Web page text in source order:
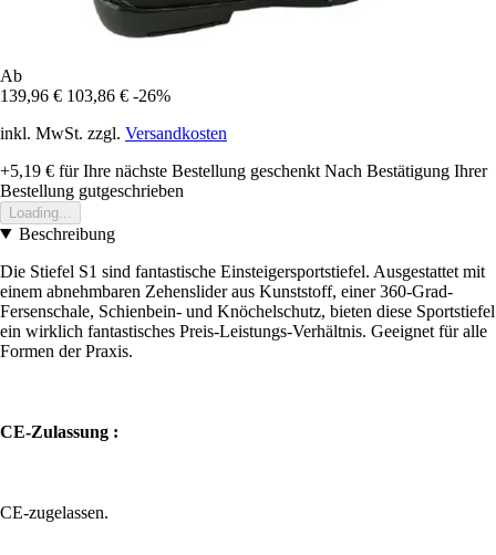
Ab
139,96 € 103,86 € -26%
inkl. MwSt. zzgl. Versandkosten
+5,19 € für Ihre nächste Bestellung geschenkt Nach Bestätigung Ihrer
Bestellung gutgeschrieben
Loading...
Beschreibung
Die Stiefel S1 sind fantastische Einsteigersportstiefel. Ausgestattet mit
einem abnehmbaren Zehenslider aus Kunststoff, einer 360-Grad-
Fersenschale, Schienbein- und Knöchelschutz, bieten diese Sportstiefel
ein wirklich fantastisches Preis-Leistungs-Verhältnis. Geeignet für alle
Formen der Praxis.
CE-Zulassung :
CE-zugelassen.